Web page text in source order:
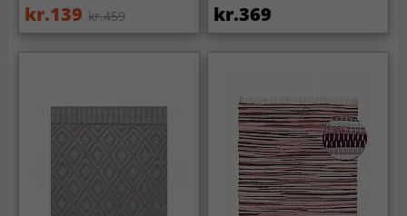
kr.139 kr.459 kr.369